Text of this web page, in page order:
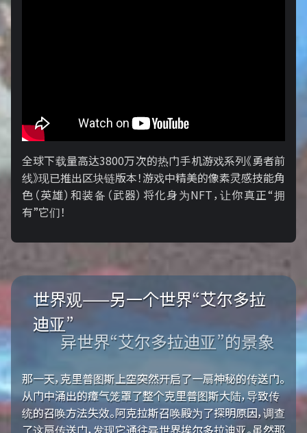
全球下载量高达3800万次的热门手机游戏系列《勇者前
线》现已推出区块链版本！游戏中精美的像素灵感技能角
色（英雄）和装备（武器）将化身为NFT，让你真正“拥
有”它们！
世界观——另一个世界“艾尔多拉
迪亚”
异世界“艾尔多拉迪亚”的景象
那一天，克里普图斯上空突然开启了一扇神秘的传送门。
从门中涌出的瘴气笼罩了整个克里普图斯大陆，导致传
统的召唤方法失效。阿克拉斯召唤殿为了探明原因，调查
了这扇传送门，发现它通往异世界埃尔多拉迪亚。虽然那